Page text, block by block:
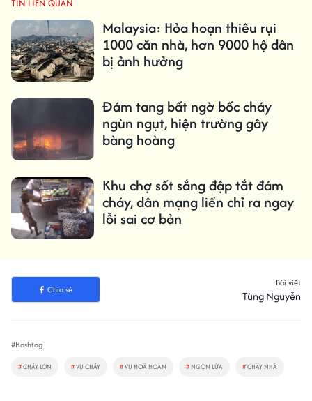
TIN LIÊN QUAN
Malaysia: Hỏa hoạn thiêu rụi
1000 căn nhà, hơn 9000 hộ dân
bị ảnh hưởng
Đám tang bất ngờ bốc cháy
ngùn ngụt, hiện trường gây
bàng hoàng
Khu chợ sốt sắng đập tắt đám
cháy, dân mạng liền chỉ ra ngay
lỗi sai cơ bản
Chia sẻ
Bài viết
Tùng Nguyễn
#Hashtag
#CHÁY LỚN #VỤ CHÁY #VỤ HOẢ HOẠN # NGỌN LỬA #CHÁY NHÀ